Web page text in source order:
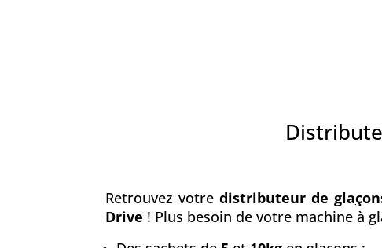
Retrouvez votredistributeur de glaç
Drive ! Plus besoin de votre machine à